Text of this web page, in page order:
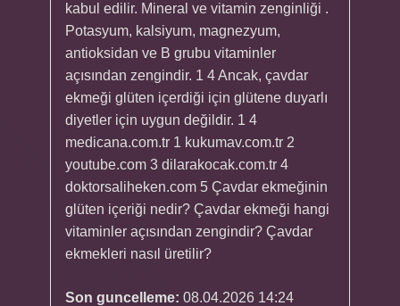
kabul edilir. Mineral ve vitamin zenginliği .
Potasyum, kalsiyum, magnezyum,
antioksidan ve B grubu vitaminler
açısından zengindir. 1 4 Ancak, çavdar
ekmeği glüten içerdiği için glütene duyarlı
diyetler için uygun değildir. 1 4
medicana.com.tr 1 kukumav.com.tr 2
youtube.com 3 dilarakocak.com.tr 4
doktorsaliheken.com 5 Çavdar ekmeğinin
glüten içeriği nedir? Çavdar ekmeği hangi
vitaminler açısından zengindir? Çavdar
ekmekleri nasıl üretilir?
Son guncelleme: 08.04.2026 14:24